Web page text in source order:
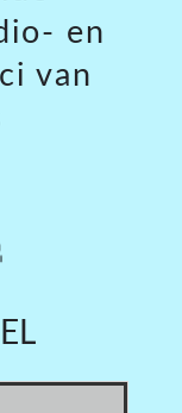
en
van